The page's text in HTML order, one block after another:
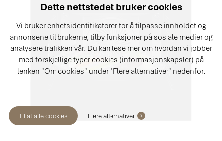
Dette nettstedet bruker cookies
Vi bruker enhetsidentifikatorer for å tilpasse innholdet og
annonsene til brukerne, tilby funksjoner på sosiale medier og
analysere trafikken vår. Du kan lese mer om hvordan vi jobber
med forskjellige typer cookies (informasjonskapsler) på
lenken "Om cookies" under "Flere alternativer" nedenfor.
Tillat alle cookies Flere alternativer